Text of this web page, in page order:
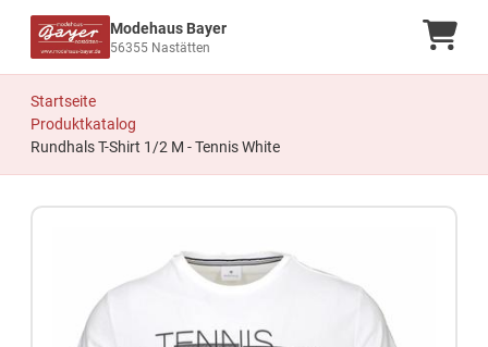
Modehaus Bayer
56355 Nastätten
Startseite
Produktkatalog
Rundhals T-Shirt 1/2 M - Tennis White